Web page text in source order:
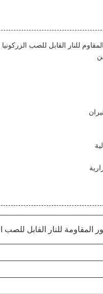
للنار القابل للصب
المقاومة للنار القابل للصب